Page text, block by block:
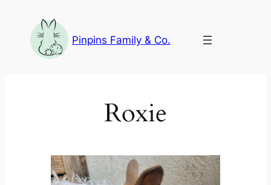
contenu
Pinpins Family & Co.
Roxie